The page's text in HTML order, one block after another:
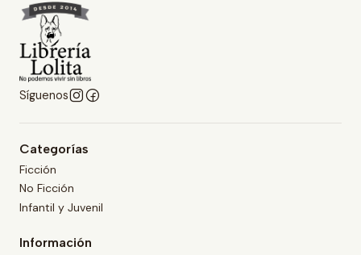
Síguenos
Categorías
Ficción
No Ficción
Infantil y Juvenil
Información